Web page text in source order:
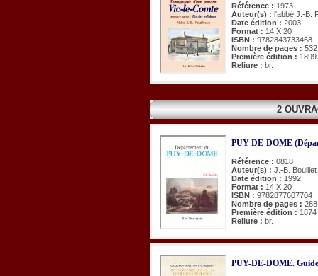
Référence : 1973
Auteur(s) : l'abbé J.-B.
Date édition : 2003
Format : 14 X 20
ISBN : 9782843733468
Nombre de pages : 532
Première édition : 1899
Reliure : br.
2
PUY-DE-DOME
Référence : 0818
Auteur(s) : J.-B. Bouillet
Date édition : 1992
Format : 14 X 20
ISBN : 9782877607704
Nombre de pages : 288
Première édition : 1874
Reliure : br.
PUY-DE-DOME.